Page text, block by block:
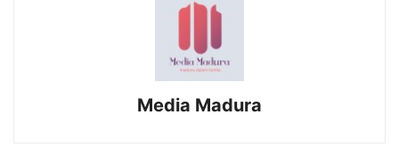
Media Madura